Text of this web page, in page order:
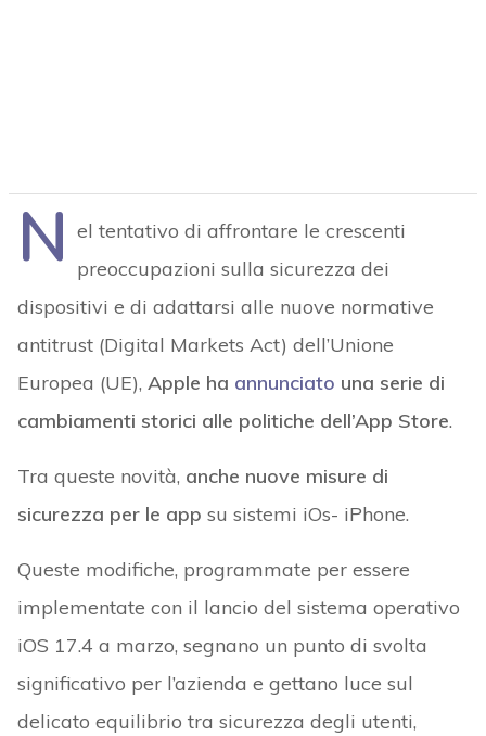
N el tentativo di affrontare le crescenti
preoccupazioni sulla sicurezza dei
dispositivi e di adattarsi alle nuove normative
antitrust (Digital Markets Act) dell’Unione
Europea (UE), Apple ha annunciato una serie di
cambiamenti storici alle politiche dell’App Store.
Tra queste novità, anche nuove misure di
sicurezza per le app su sistemi iOs- iPhone.
Queste modifiche, programmate per essere
implementate con il lancio del sistema operativo
iOS 17.4 a marzo, segnano un punto di svolta
significativo per l’azienda e gettano luce sul
delicato equilibrio tra sicurezza degli utenti,